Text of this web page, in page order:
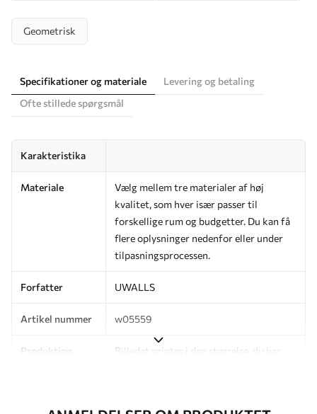
Geometrisk
Specifikationer og materiale
Levering og betaling
Ofte stillede spørgsmål
Karakteristika
Materiale
Vælg mellem tre materialer af høj
kvalitet, som hver især passer til
forskellige rum og budgetter. Du kan få
flere oplysninger nedenfor eller under
tilpasningsprocessen.
Forfatter UWALLS
Artikel nummer w05559
Produktion
Billedet printes i den størrelse, du har